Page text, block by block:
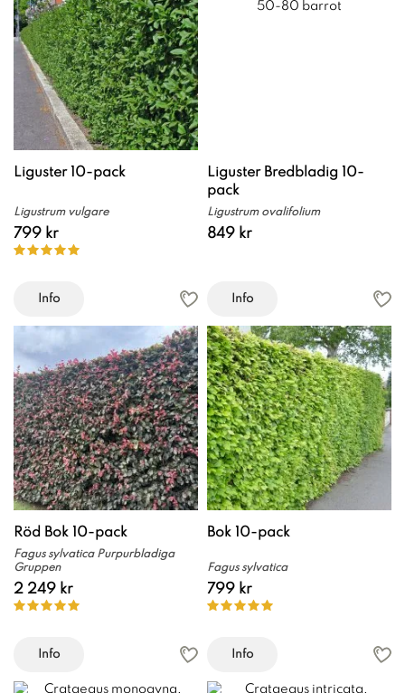
Liguster 10-pack
Ligustrum vulgare
799 kr
Info
Liguster Bredbladig 10-
pack
Ligustrum ovalifolium
849 kr
Info
Röd Bok 10-pack
Fagus sylvatica Purpurbladiga
Gruppen
2 249 kr
Info
Bok 10-pack
Fagus sylvatica
799 kr
Info